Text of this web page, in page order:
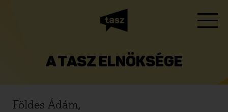
A TASZ ELNÖKSÉGE
Földes Ádám,